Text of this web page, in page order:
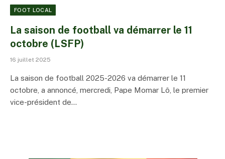
FOOT LOCAL
La saison de football va démarrer le 11
octobre (LSFP)
16 juillet 2025
La saison de football 2025-2026 va démarrer le 11
octobre, a annoncé, mercredi, Pape Momar Lô, le premier
vice-président de…